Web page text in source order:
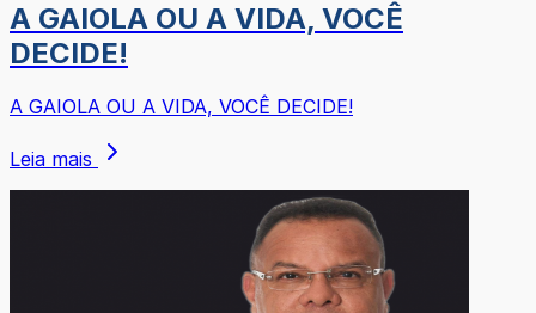
A GAIOLA OU A VIDA, VOCÊ
DECIDE!
A GAIOLA OU A VIDA, VOCÊ DECIDE!
Leia mais